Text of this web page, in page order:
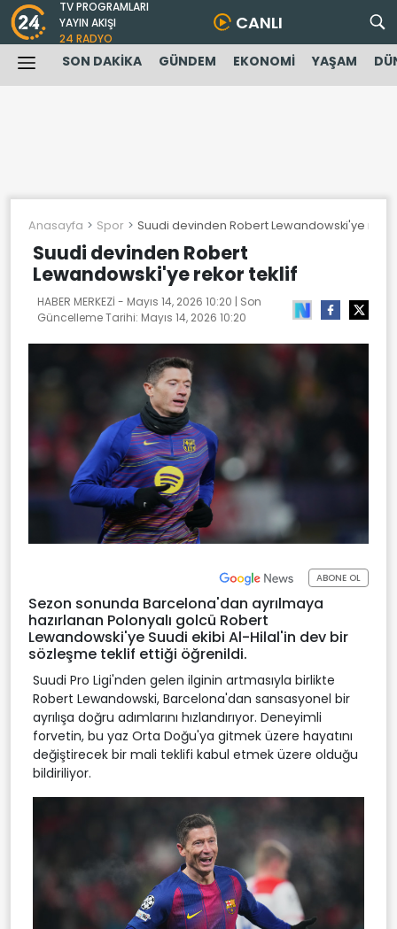
TV PROGRAMLARI
YAYIN AKIŞI
24 RADYO
CANLI
SON DAKİKA GÜNDEM EKONOMİ YAŞAM
Anasayfa Spor Suudi devinden Robert Lewandowski'ye
Suudi devinden Robert
Lewandowski'ye rekor teklif
HABER MERKEZİ - Mayıs 14, 2026 10:20 | Son
Güncelleme Tarihi: Mayıs 14, 2026 10:20
ABONE OL
Sezon sonunda Barcelona'dan ayrılmaya
hazırlanan Polonyalı golcü Robert
Lewandowski'ye Suudi ekibi Al-Hilal'in dev bir
sözleşme teklif ettiği öğrenildi.
Suudi Pro Ligi'nden gelen ilginin artmasıyla birlikte
Robert Lewandowski, Barcelona'dan sansasyonel bir
ayrılışa doğru adımlarını hızlandırıyor. Deneyimli
forvetin, bu yaz Orta Doğu'ya gitmek üzere hayatını
değiştirecek bir mali teklifi kabul etmek üzere olduğu
bildiriliyor.